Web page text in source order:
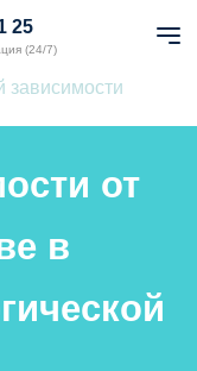
25
(24/7)
зависимости
от
в